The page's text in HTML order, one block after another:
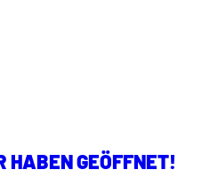
HABEN GEÖFFNET!